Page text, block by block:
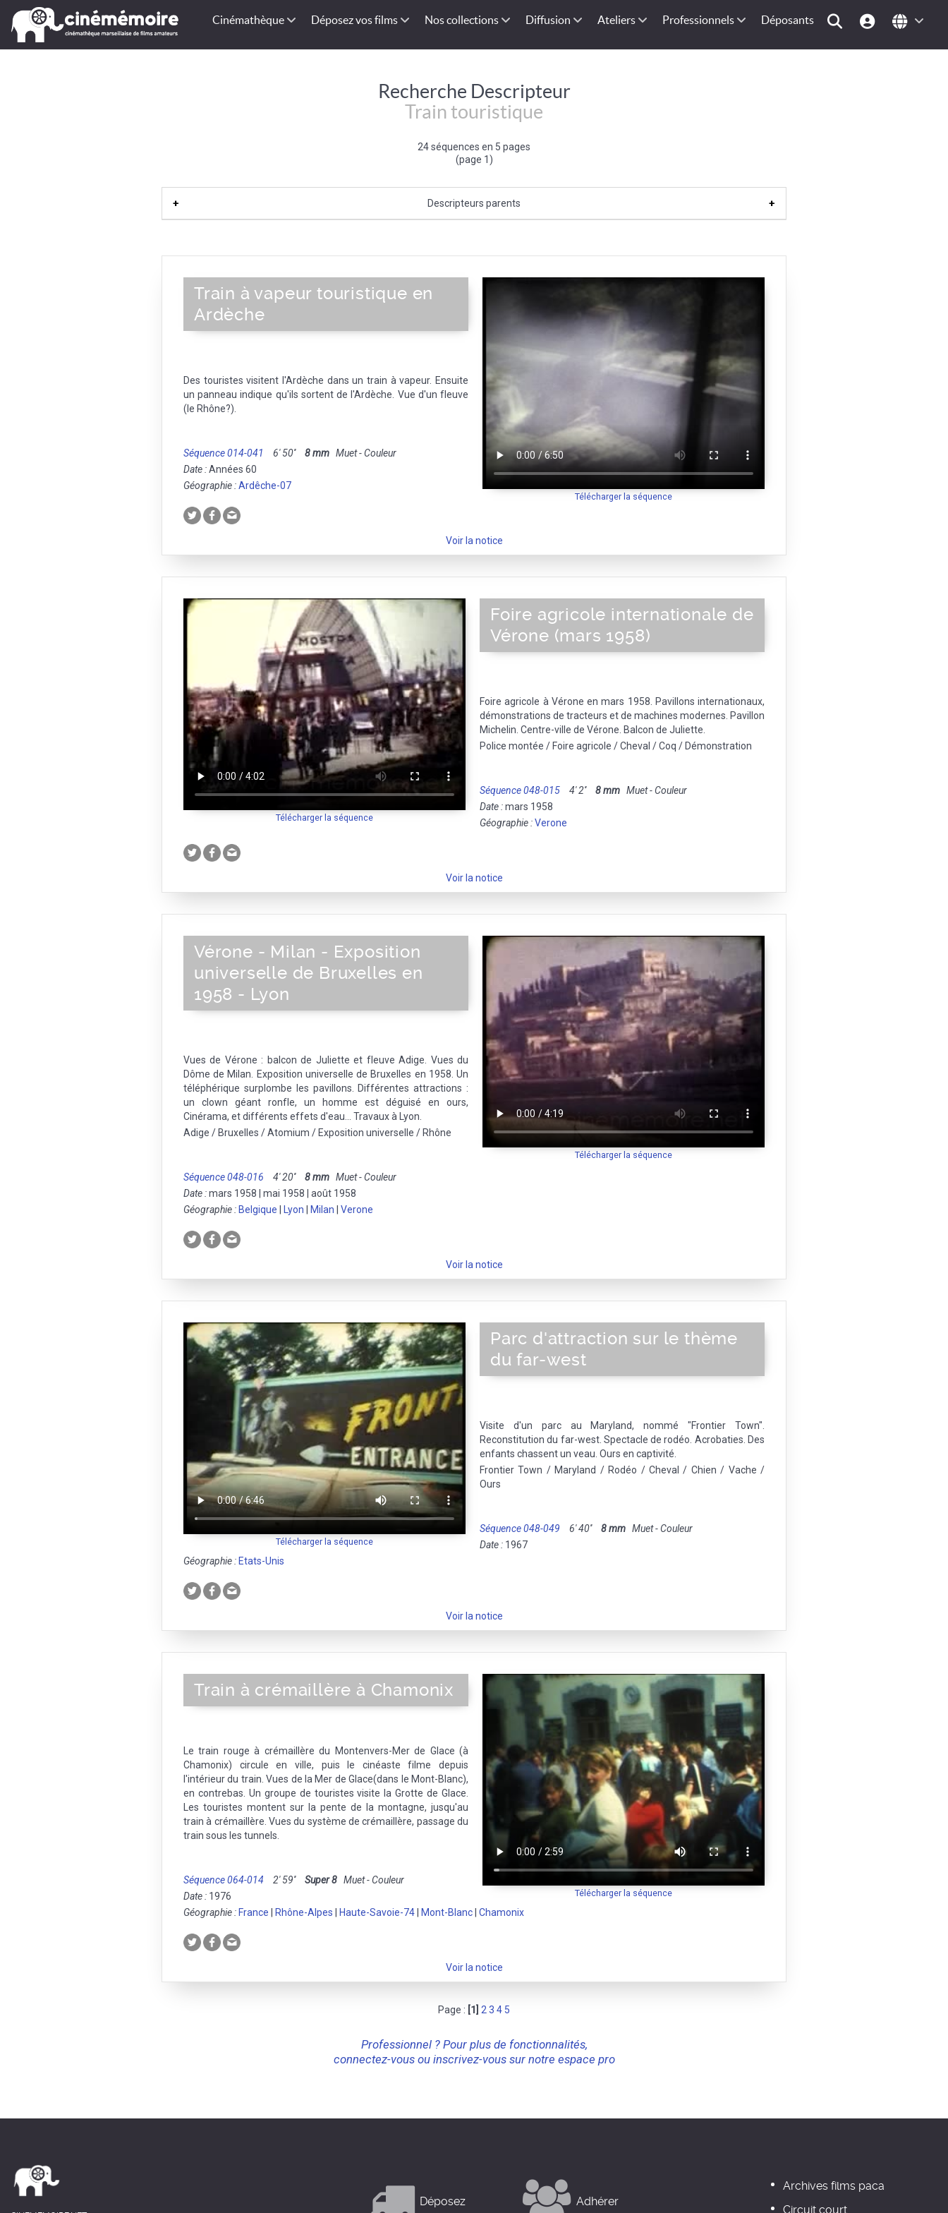
Cinémathèque Déposez vos films Nos collections Diffusion Ateliers Professionnels Déposants
Recherche Descripteur
Train touristique
24 séquences en 5 pages
(page 1)
Descripteurs parents
Télécharger la séquence
Train à vapeur touristique en
Ardèche
Des touristes visitent l'Ardèche dans un train à vapeur. Ensuite
un panneau indique qu'ils sortent de l'Ardèche. Vue d'un fleuve
(le Rhône?).
Séquence 014-041 6' 50'' 8 mm Muet - Couleur
Date :Années 60
Géographie :Ardêche-07
Voir la notice
Télécharger la séquence
Foire agricole internationale de
Vérone (mars 1958)
Foire agricole à Vérone en mars 1958. Pavillons internationaux,
démonstrations de tracteurs et de machines modernes. Pavillon
Michelin. Centre-ville de Vérone. Balcon de Juliette.
Police montée / Foire agricole / Cheval / Coq / Démonstration
Séquence 048-015 4' 2'' 8 mm Muet - Couleur
Date :mars 1958
Géographie :Verone
Voir la notice
Télécharger la séquence
Vérone - Milan - Exposition
universelle de Bruxelles en
1958 - Lyon
Vues de Vérone : balcon de Juliette et fleuve Adige. Vues du
Dôme de Milan. Exposition universelle de Bruxelles en 1958. Un
téléphérique surplombe les pavillons. Différentes attractions :
un clown géant ronfle, un homme est déguisé en ours,
Cinérama, et différents effets d'eau... Travaux à Lyon.
Adige / Bruxelles / Atomium / Exposition universelle / Rhône
Séquence 048-016 4' 20'' 8 mm Muet - Couleur
Date :mars 1958 | mai 1958 | août 1958
Géographie : Belgique Lyon Milan Verone
Voir la notice
Télécharger la séquence
Parc d'attraction sur le thème
du far-west
Visite d'un parc au Maryland, nommé "Frontier Town".
Reconstitution du far-west. Spectacle de rodéo. Acrobaties. Des
enfants chassent un veau. Ours en captivité.
Frontier Town / Maryland / Rodéo / Cheval / Chien / Vache /
Ours
Séquence 048-049 6' 40'' 8 mm Muet - Couleur
Date : 1967
Géographie : Etats-Unis
Voir la notice
Télécharger la séquence
Train à crémaillère à Chamonix
Le train rouge à crémaillère du Montenvers-Mer de Glace (à
Chamonix) circule en ville, puis le cinéaste filme depuis
l'intérieur du train. Vues de la Mer de Glace(dans le Mont-Blanc),
en contrebas. Un groupe de touristes visite la Grotte de Glace.
Les touristes montent sur la pente de la montagne, jusqu'au
train à crémaillère. Vues du système de crémaillère, passage du
train sous les tunnels.
Séquence 064-014 2' 59'' Super 8 Muet - Couleur
Date : 1976
Géographie : France Rhône-Alpes Haute-Savoie-74 Mont-Blanc Chamonix
Voir la notice
Page : [1] 2 3 4 5
Professionnel ? Pour plus de fonctionnalités,
connectez-vous ou inscrivez-vous sur notre espace pro
Déposez Adhérer
Archives films paca
Circuit court